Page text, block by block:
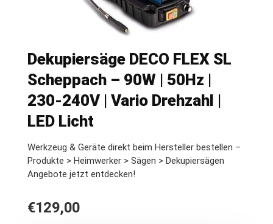
Dekupiersäge DECO FLEX SL
Scheppach – 90W | 50Hz |
230-240V | Vario Drehzahl |
LED Licht
Werkzeug & Geräte direkt beim Hersteller bestellen –
Produkte > Heimwerker > Sägen > Dekupiersägen
Angebote jetzt entdecken!
€129,00